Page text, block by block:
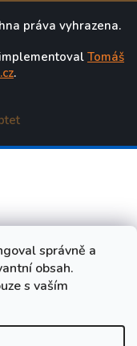
správně a
obsah.
s vaším
práva vyhrazena.
Tomáš
.